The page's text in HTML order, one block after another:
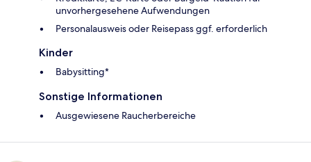
unvorhergesehene Aufwendungen
Personalausweis oder Reisepass ggf. erforderlich
Kinder
Babysitting*
Sonstige Informationen
Ausgewiesene Raucherbereiche